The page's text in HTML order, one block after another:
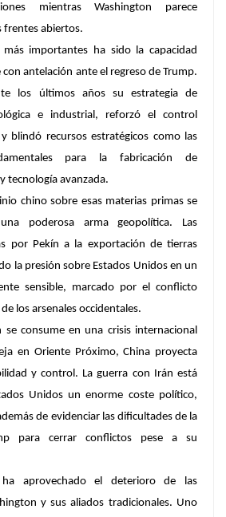
mientras Washington parece
frentes abiertos.
importantes ha sido la capacidad
antelación ante el regreso de Trump.
los últimos años su estrategia de
e industrial, reforzó el control
blindó recursos estratégicos como las
para la fabricación de
tecnología avanzada.
chino sobre esas materias primas se
poderosa arma geopolítica. Las
por Pekín a la exportación de tierras
la presión sobre Estados Unidos en un
sensible, marcado por el conflicto
los arsenales occidentales.
se consume en una crisis internacional
en Oriente Próximo, China proyecta
y control. La guerra con Irán está
Unidos un enorme coste político,
de evidenciar las dificultades de la
para cerrar conflictos pese a su
aprovechado el deterioro de las
y sus aliados tradicionales. Uno